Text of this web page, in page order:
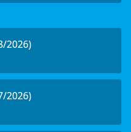
2026)
2026)